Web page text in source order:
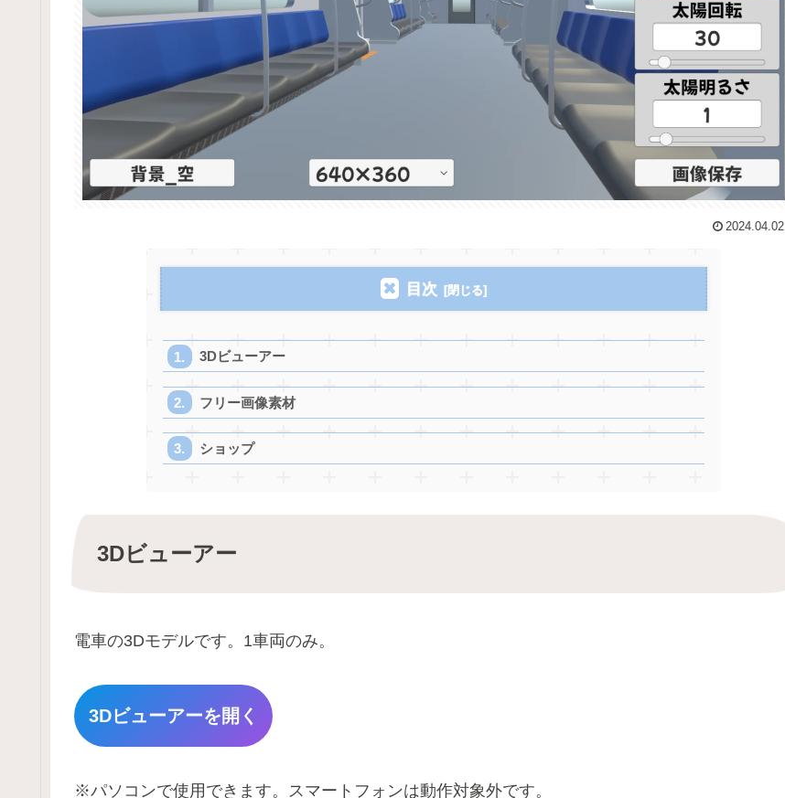
2024.04.02
目次
3Dビューアー
フリー画像素材
ショップ
3Dビューアー
電車の3Dモデルです。1車両のみ。
3Dビューアーを開く
※パソコンで使用できます。スマートフォンは動作対象外です。